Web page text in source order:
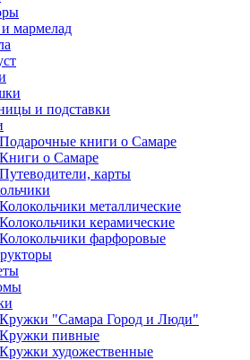
мармелад
и подставки
Подарочные книги о Самаре
Книги о Самаре
Путеводители, карты
Колокольчики металлические
Колокольчики керамические
Колокольчики фарфоровые
Кружки "Самара Город и Люди"
Кружки пивные
Кружки художественные